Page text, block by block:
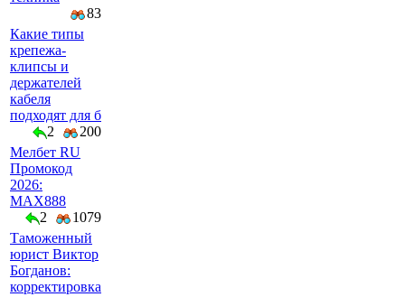
83
Какие типы
крепежа-
клипсы и
держателей
кабеля
подходят для б
2
200
Мелбет RU
Промокод
2026:
MAX888
2
1079
Таможенный
юрист Виктор
Богданов:
корректировка